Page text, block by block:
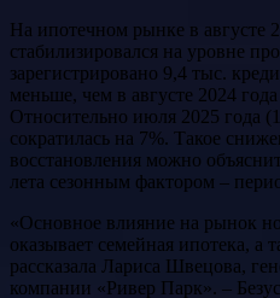
На ипотечном рынке в августе
стабилизировался на уровне
зарегистрировано 9,4 тыс.
меньше, чем в августе 2024
Относительно июля 2025 года
сократилась на 7%. Такое
восстановления можно
лета сезонным фактором –
«Основное влияние на рынок
оказывает семейная ипотека, а
рассказала Лариса Швецова,
компании «Ривер Парк». –